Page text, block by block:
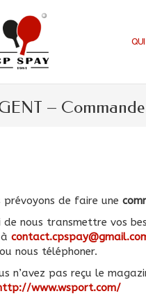
–
prévoyons de faire une
de nous transmettre vos
nous téléphoner.
n’avez pas reçu le
www.wsport.com/